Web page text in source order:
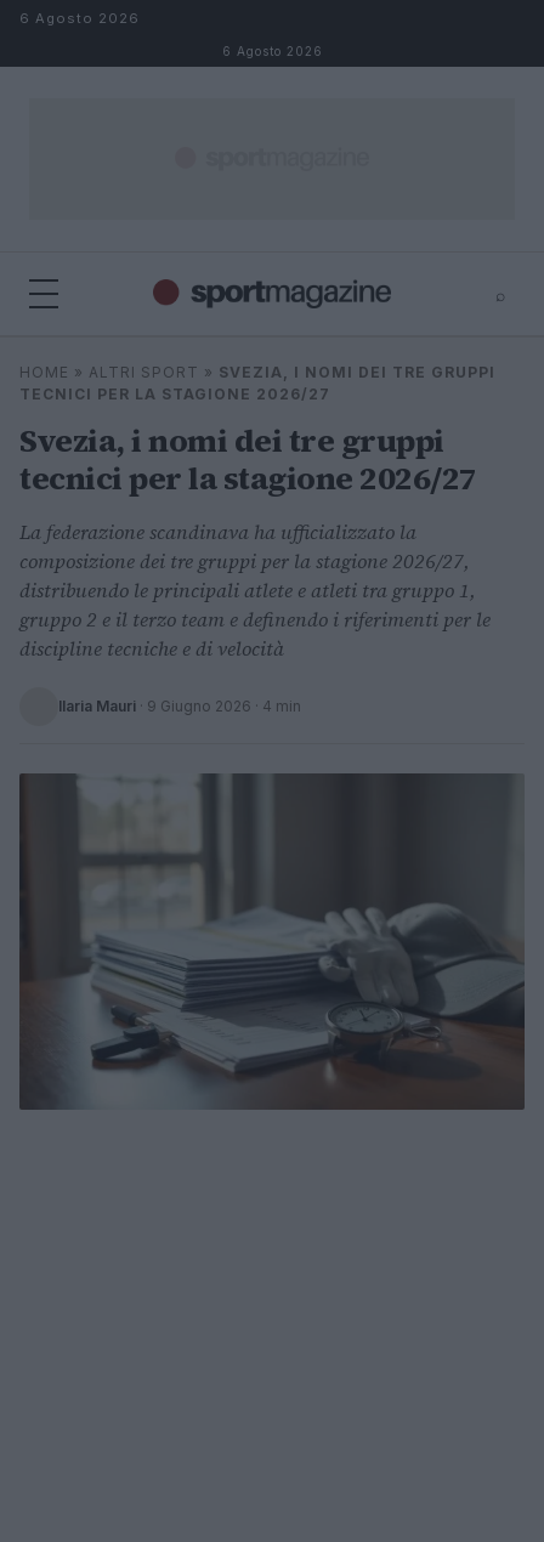
Salta al contenuto
6 Agosto 2026
6 Agosto 2026
⌕
Cerca
⌕
HOME » ALTRI SPORT » SVEZIA, I NOMI DEI TRE GRUPPI
TECNICI PER LA STAGIONE 2026/27
Svezia, i nomi dei tre gruppi
tecnici per la stagione 2026/27
La federazione scandinava ha ufficializzato la
composizione dei tre gruppi per la stagione 2026/27,
distribuendo le principali atlete e atleti tra gruppo 1,
gruppo 2 e il terzo team e definendo i riferimenti per le
discipline tecniche e di velocità
Ilaria Mauri · 9 Giugno 2026 · 4 min